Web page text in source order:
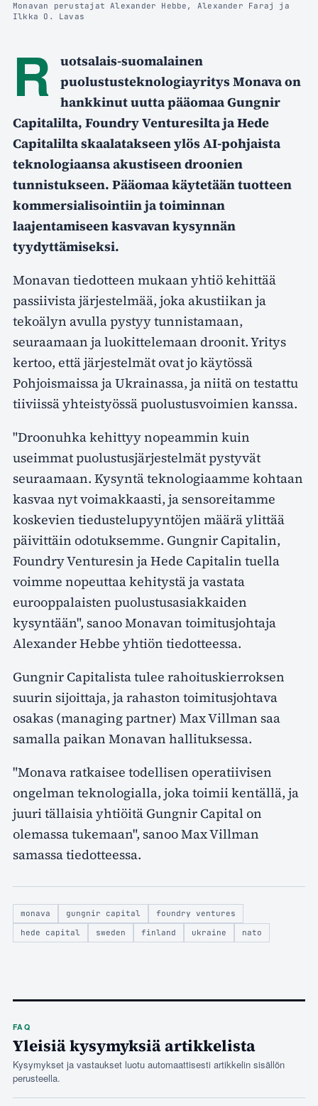
Monavan perustajat Alexander Hebbe, Alexander Faraj ja
Ilkka O. Lavas
R
uotsalais-suomalainen
puolustusteknologiayritys Monava on
hankkinut uutta pääomaa Gungnir
Capitalilta, Foundry Venturesilta ja Hede
Capitalilta skaalatakseen ylös AI-pohjaista
teknologiaansa akustiseen droonien
tunnistukseen. Pääomaa käytetään tuotteen
kommersialisointiin ja toiminnan
laajentamiseen kasvavan kysynnän
tyydyttämiseksi.
Monavan tiedotteen mukaan yhtiö kehittää
passiivista järjestelmää, joka akustiikan ja
tekoälyn avulla pystyy tunnistamaan,
seuraamaan ja luokittelemaan droonit. Yritys
kertoo, että järjestelmät ovat jo käytössä
Pohjoismaissa ja Ukrainassa, ja niitä on testattu
tiiviissä yhteistyössä puolustusvoimien kanssa.
"Droonuhka kehittyy nopeammin kuin
useimmat puolustusjärjestelmät pystyvät
seuraamaan. Kysyntä teknologiaamme kohtaan
kasvaa nyt voimakkaasti, ja sensoreitamme
koskevien tiedustelupyyntöjen määrä ylittää
päivittäin odotuksemme. Gungnir Capitalin,
Foundry Venturesin ja Hede Capitalin tuella
voimme nopeuttaa kehitystä ja vastata
eurooppalaisten puolustusasiakkaiden
kysyntään", sanoo Monavan toimitusjohtaja
Alexander Hebbe yhtiön tiedotteessa.
Gungnir Capitalista tulee rahoituskierroksen
suurin sijoittaja, ja rahaston toimitusjohtava
osakas (managing partner) Max Villman saa
samalla paikan Monavan hallituksessa.
"Monava ratkaisee todellisen operatiivisen
ongelman teknologialla, joka toimii kentällä, ja
juuri tällaisia yhtiöitä Gungnir Capital on
olemassa tukemaan", sanoo Max Villman
samassa tiedotteessa.
monava gungnir capital
foundry ventures
hede capital
sweden finland ukraine nato
FAQ
Yleisiä kysymyksiä artikkelista
Kysymykset ja vastaukset luotu automaattisesti artikkelin sisällön
perusteella.